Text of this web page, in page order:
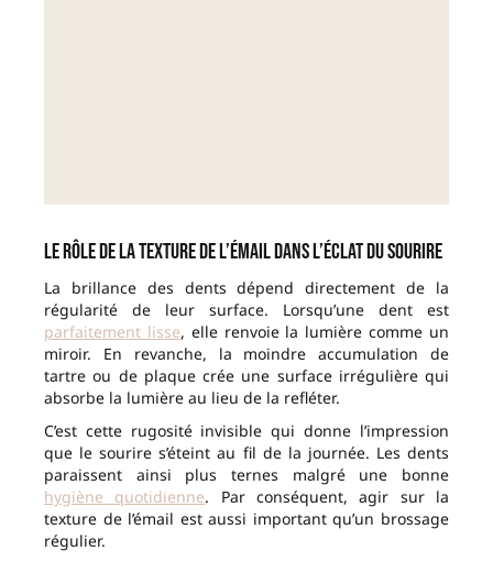
Le rôle de la texture de l’émail dans l’éclat du sourire
La brillance des dents dépend directement de la
régularité de leur surface. Lorsqu’une dent est
parfaitement lisse, elle renvoie la lumière comme un
miroir. En revanche, la moindre accumulation de
tartre ou de plaque crée une surface irrégulière qui
absorbe la lumière au lieu de la refléter.
C’est cette rugosité invisible qui donne l’impression
que le sourire s’éteint au fil de la journée. Les dents
paraissent ainsi plus ternes malgré une bonne
hygiène quotidienne. Par conséquent, agir sur la
texture de l’émail est aussi important qu’un brossage
régulier.